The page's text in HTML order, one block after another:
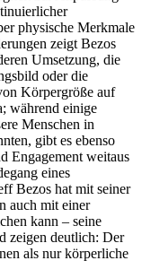
physische Merkmale
zeigt Bezos
Umsetzung, die
oder die
Körpergröße auf
während einige
Menschen in
gibt es ebenso
Engagement weitaus
eines
Bezos hat mit seiner
auch mit einer
kann – seine
zeigen deutlich: Der
als nur körperliche